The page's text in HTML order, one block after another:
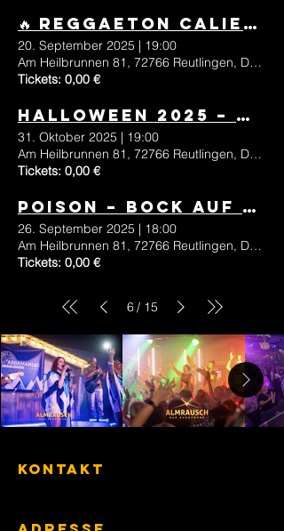
🔥 Reggaeton Caliente – Das große Revival im Almrausch Reutlingen 🎶💃
20. September 2025 | 19:00
Am Heilbrunnen 81, 72766 Reutlingen,
Tickets: 0,00 €
Halloween 2025 – THE FINAL CHAPTER
31. Oktober 2025 | 19:00
Am Heilbrunnen 81, 72766 Reutlingen,
Tickets: 0,00 €
Poison – BOCK AUF ROCK // Septemberabschluss
26. September 2025 | 18:00
Am Heilbrunnen 81, 72766 Reutlingen,
Tickets: 0,00 €
6/ 15
KONTAKT